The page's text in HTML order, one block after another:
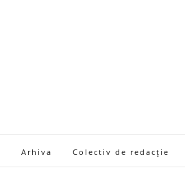
Arhiva Colectiv de redacție